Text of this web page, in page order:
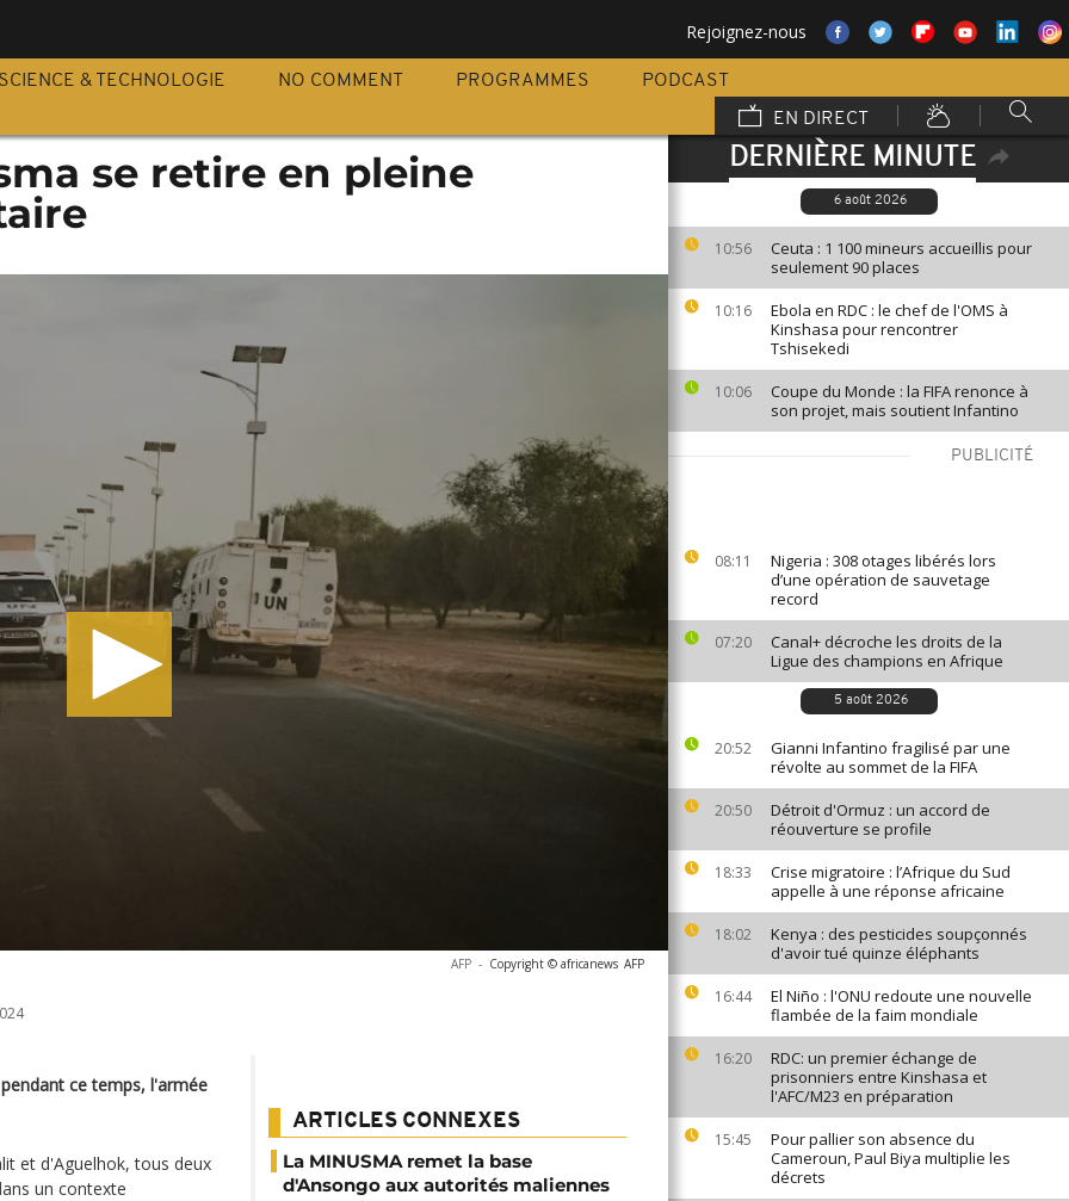
Rejoignez-nous
SCIENCE & TECHNOLOGIE NO COMMENT PROGRAMMES
PODCAST
EN DIRECT
DERNIÈRE MINUTE
6 août 2026
10:56
Ceuta : 1 100 mineurs accueillis pour
seulement 90 places
10:16
Ebola en RDC : le chef de l'OMS à
Kinshasa pour rencontrer
Tshisekedi
10:06
Coupe du Monde : la FIFA renonce à
son projet, mais soutient Infantino
PUBLICITÉ
08:11
Nigeria : 308 otages libérés lors
d’une opération de sauvetage
record
07:20
Canal+ décroche les droits de la
Ligue des champions en Afrique
5 août 2026
20:52
Gianni Infantino fragilisé par une
révolte au sommet de la FIFA
20:50
Détroit d'Ormuz : un accord de
réouverture se profile
18:33
Crise migratoire : l’Afrique du Sud
appelle à une réponse africaine
18:02
Kenya : des pesticides soupçonnés
d'avoir tué quinze éléphants
16:44
El Niño : l'ONU redoute une nouvelle
flambée de la faim mondiale
16:20
RDC: un premier échange de
prisonniers entre Kinshasa et
l'AFC/M23 en préparation
15:45
Pour pallier son absence du
Cameroun, Paul Biya multiplie les
décrets
se retire en pleine
AFP - Copyright © africanews AFP
ce temps, l'armée
et d'Aguelhok, tous deux
un contexte
ARTICLES CONNEXES
La MINUSMA remet la base
d'Ansongo aux autorités maliennes